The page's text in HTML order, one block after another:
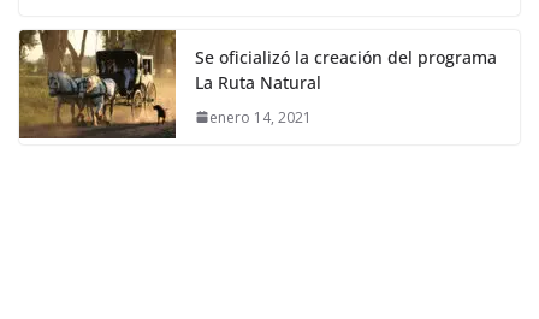
Se oficializó la creación del programa
La Ruta Natural
enero 14, 2021